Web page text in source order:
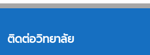
ติดต่อวิทยาลัย